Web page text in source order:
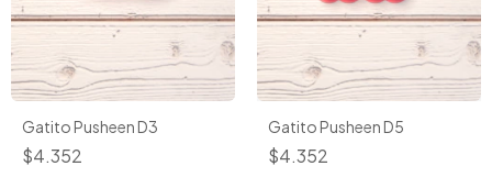
Gatito Pusheen D3
$4.352
Gatito Pusheen D5
$4.352